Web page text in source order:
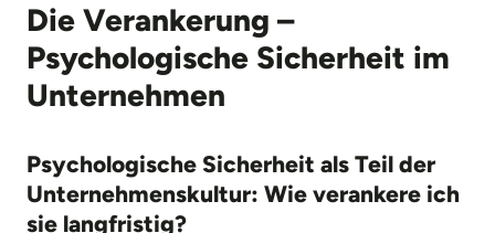
Die Verankerung –
Psychologische Sicherheit im
Unternehmen
Psychologische Sicherheit als Teil der
Unternehmenskultur: Wie verankere ich
sie langfristig?